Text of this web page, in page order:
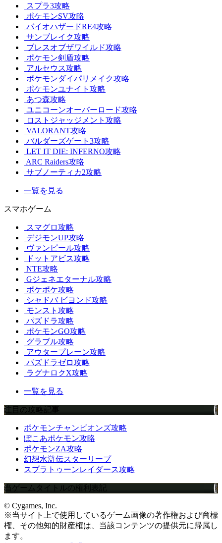
スプラ3攻略
ポケモンSV攻略
バイオハザードRE4攻略
サンブレイク攻略
ブレスオブザワイルド攻略
ポケモン剣盾攻略
アルセウス攻略
ポケモンダイパリメイク攻略
ポケモンユナイト攻略
あつ森攻略
ユニコーンオーバーロード攻略
ロストジャッジメント攻略
VALORANT攻略
バルダーズゲート3攻略
LET IT DIE: INFERNO攻略
ARC Raiders攻略
サブノーティカ2攻略
一覧を見る
スマホゲーム
スマグロ攻略
デジモンUP攻略
ヴァンピール攻略
ドットアビス攻略
NTE攻略
Gジェネエターナル攻略
ポケポケ攻略
シャドバ ビヨンド攻略
モンスト攻略
パズドラ攻略
ポケモンGO攻略
グラブル攻略
アウタープレーン攻略
パズドラゼロ攻略
ラグナロクX攻略
一覧を見る
注目の攻略記事
ポケモンチャンピオンズ攻略
ぽこあポケモン攻略
ポケモンZA攻略
幻想水滸伝スターリープ
スプラトゥーンレイダース攻略
当ゲームタイトルの権利表記
© Cygames, Inc.
※当サイト上で使用しているゲーム画像の著作権および商標
権、その他知的財産権は、当該コンテンツの提供元に帰属し
ます。